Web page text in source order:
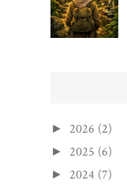
► 2026 (2)
► 2025 (6)
► 2024 (7)